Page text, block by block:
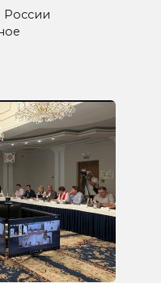
России